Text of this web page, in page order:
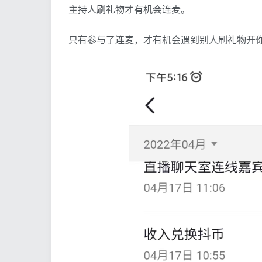
主持人刷礼物才有机会连麦。
只有参与了连麦，才有机会遇到别人刷礼物开